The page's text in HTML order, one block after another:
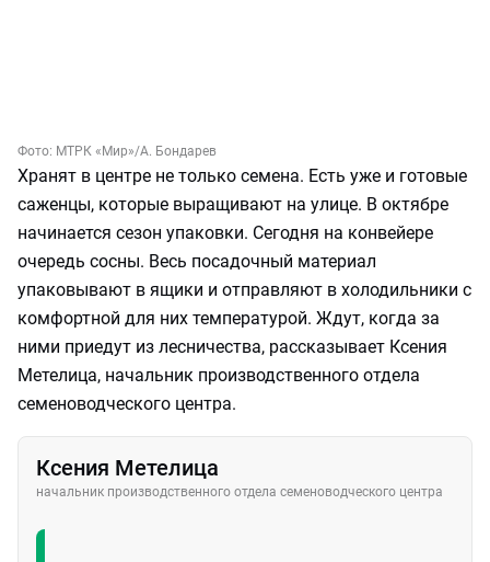
Фото: МТРК «Мир»/А. Бондарев
Хранят в центре не только семена. Есть уже и готовые
саженцы, которые выращивают на улице. В октябре
начинается сезон упаковки. Сегодня на конвейере
очередь сосны. Весь посадочный материал
упаковывают в ящики и отправляют в холодильники с
комфортной для них температурой. Ждут, когда за
ними приедут из лесничества, рассказывает Ксения
Метелица, начальник производственного отдела
семеноводческого центра.
Ксения Метелица
начальник производственного отдела семеноводческого центра